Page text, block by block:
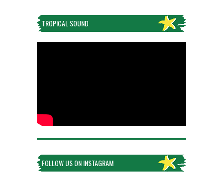
TROPICAL SOUND
FOLLOW US ON INSTAGRAM